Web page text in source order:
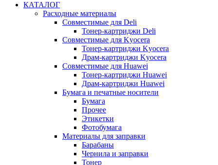
КАТАЛОГ
Расходные материалы
Совместимые для Deli
Тонер-картриджи Deli
Совместимые для Kyocera
Тонер-картриджи Kyocera
Драм-картриджи Kyocera
Совместимые для Huawei
Тонер-картриджи Huawei
Драм-картриджи Huawei
Бумага и печатные носители
Бумага
Прочее
Этикетки
Фотобумага
Материалы для заправки
Барабаны
Чернила и заправки
Тонер